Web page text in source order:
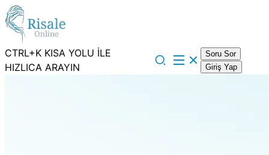
CTRL+K KISA YOLU İLE
HIZLICA ARAYIN
Soru Sor
Giriş Yap